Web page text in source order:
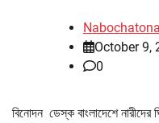
October 9,
0
বিনোদন ডেস্ক বাংলাদেশে